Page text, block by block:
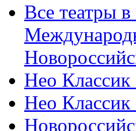
Все театры
Нео
Нео Классик